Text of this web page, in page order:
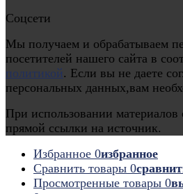
Соцсети
Мы получаем и обрабатываем
посетителей нашего сайта в
политикой. Если вы не даете
персональных данных,вам
При использовании материалов
прямой ссылки на источник.
Избранное 0избранное
Сравнить товары 0
Просмотренные товары 0